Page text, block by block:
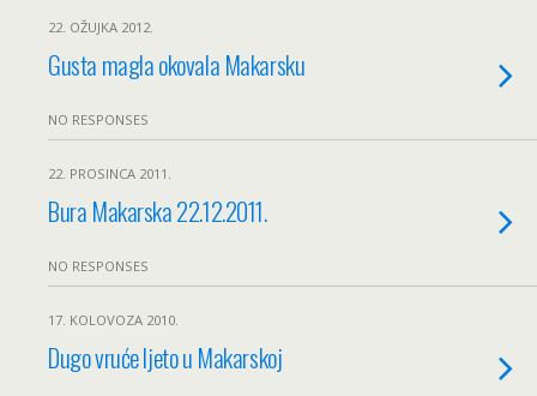
22. OŽUJKA 2012.
Gusta magla okovala Makarsku
NO RESPONSES
22. PROSINCA 2011.
Bura Makarska 22.12.2011.
NO RESPONSES
17. KOLOVOZA 2010.
Dugo vruće ljeto u Makarskoj